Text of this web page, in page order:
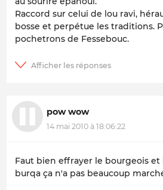
Raccord sur celui de lou ravi,
bosse et perpétue les traditions.
pochetrons de Fessebouc.
pow wow
14 mai 2010 à 18:06:22
Faut bien effrayer le bourgeois et
burqa ça n'a pas beaucoup